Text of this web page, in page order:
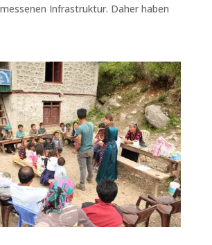
Infrastruktur. Daher haben